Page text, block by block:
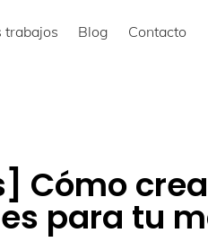
trabajos Blog Contacto
Cómo
para tu